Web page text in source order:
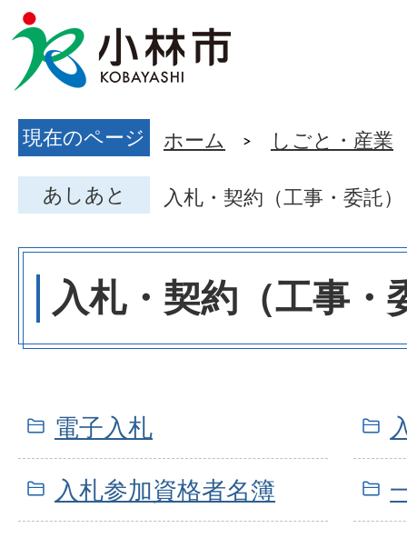
現在のページ ホーム しごと・産業
あしあと 入札・契約（工事・委託）
入札・契約（工事・
電子入札
入札参加資格者名簿